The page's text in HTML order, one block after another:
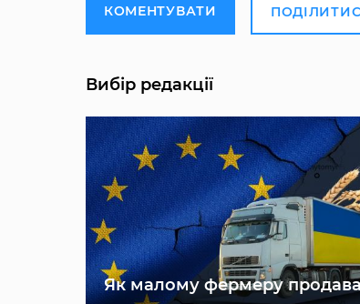
КОМЕНТУВАТИ
Вибір редакції
Як малому фермеру